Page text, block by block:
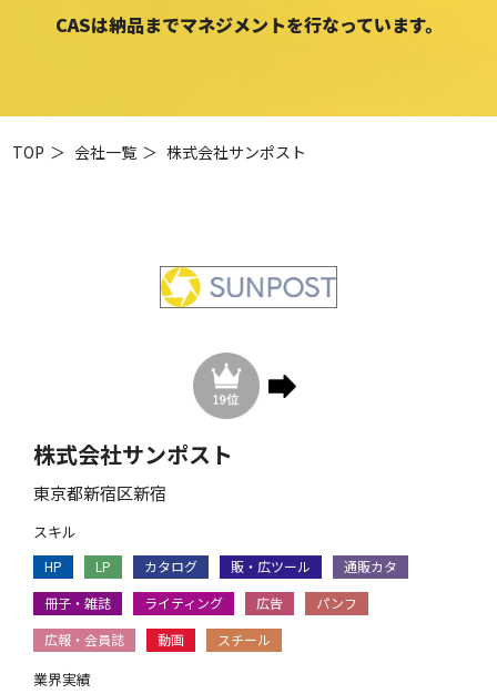
CASは納品までマネジメントを行なっています。
TOP ＞ 会社一覧 ＞ 株式会社サンポスト
株式会社サンポスト
東京都新宿区新宿
スキル
HP LP カタログ 販・広ツール
通販カタ
冊子・雑誌
ライティング 広告
パンフ
広報・会員誌
動画 スチール
業界実績